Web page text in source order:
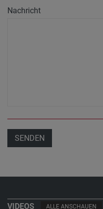
Nachricht
SENDEN
VIDEOS ALLE ANSCHAUEN